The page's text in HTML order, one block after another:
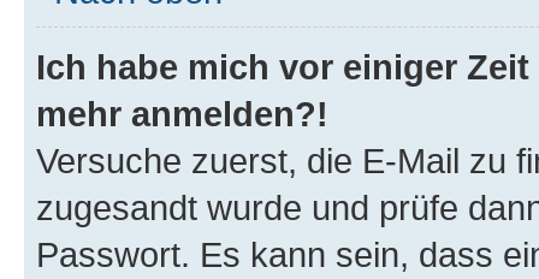
Ich habe mich vor einiger
mehr anmelden?!
Versuche zuerst, die E-Mail zu
zugesandt wurde und prüfe
Passwort. Es kann sein, dass